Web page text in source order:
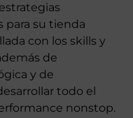
para su tienda
con los skills y
de
y de
todo el
nonstop.